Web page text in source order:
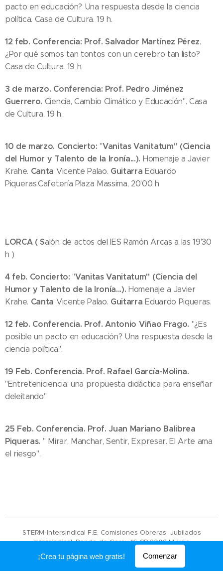
pacto en educación? Una respuesta desde la ciencia
política. Casa de Cultura. 19 h.
12 feb. Conferencia: Prof. Salvador Martínez Pérez.
¿Por qué somos tan tontos con un cerebro tan listo?
Casa de Cultura. 19 h.
3 de marzo. Conferencia: Prof. Pedro Jiménez
Guerrero. Ciencia, Cambio Climático y Educación". Casa
de Cultura. 19 h.
10 de marzo. Concierto: "Vanitas Vanitatum" (Ciencia
del Humor y Talento de la Ironía...). Homenaje a Javier
Krahe. Canta Vicente Palao. Guitarra Eduardo
Piqueras.Cafetería Plaza Massima, 20'00 h
LORCA ( Salón de actos del IES Ramón Arcas a las 19'30
h )
4 feb. Concierto: "Vanitas Vanitatum" (Ciencia del
Humor y Talento de la Ironía...). Homenaje a Javier
Krahe. Canta Vicente Palao. Guitarra Eduardo Piqueras.
12 feb. Conferencia. Prof. Antonio Viñao Frago. "¿Es
posible un pacto en educación? Una respuesta desde la
ciencia política".
19 Feb. Conferencia. Prof. Rafael García-Molina.
"Entreteniciencia: una propuesta didáctica para enseñar
deleitando"
25 Feb. Conferencia. Prof. Juan Mariano Balibrea
Piqueras. " Mirar, Manchar, Sentir, Expresar. El Arte ama
el riesgo".
STERM-Intersindical F.E. Comisiones Obreras Jubilados
Intersindical. Ronda de Garay 16 CP 3003 Murcia
Creado conWebnode
¡Crea tu página web gratis! Comenzar